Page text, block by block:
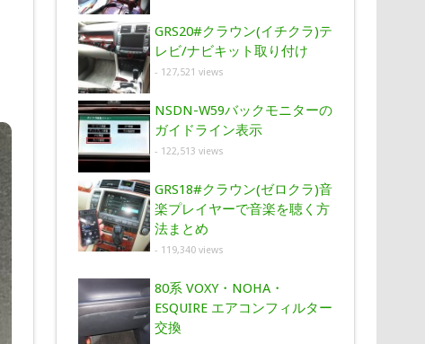
GRS20#クラウン(イチクラ)テ
レビ/ナビキット取り付け
- 127,521 views
NSDN-W59バックモニターの
ガイドライン表示
- 122,513 views
GRS18#クラウン(ゼロクラ)音
楽プレイヤーで音楽を聴く方
法まとめ
- 119,340 views
80系 VOXY・NOHA・
ESQUIRE エアコンフィルター
交換